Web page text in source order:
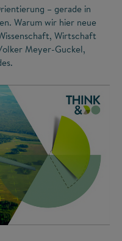
– gerade in
Warum wir hier neue
Wirtschaft
Meyer-Guckel,